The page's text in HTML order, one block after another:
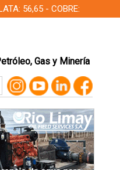
56,65 - COBRE:
Gas y Minería